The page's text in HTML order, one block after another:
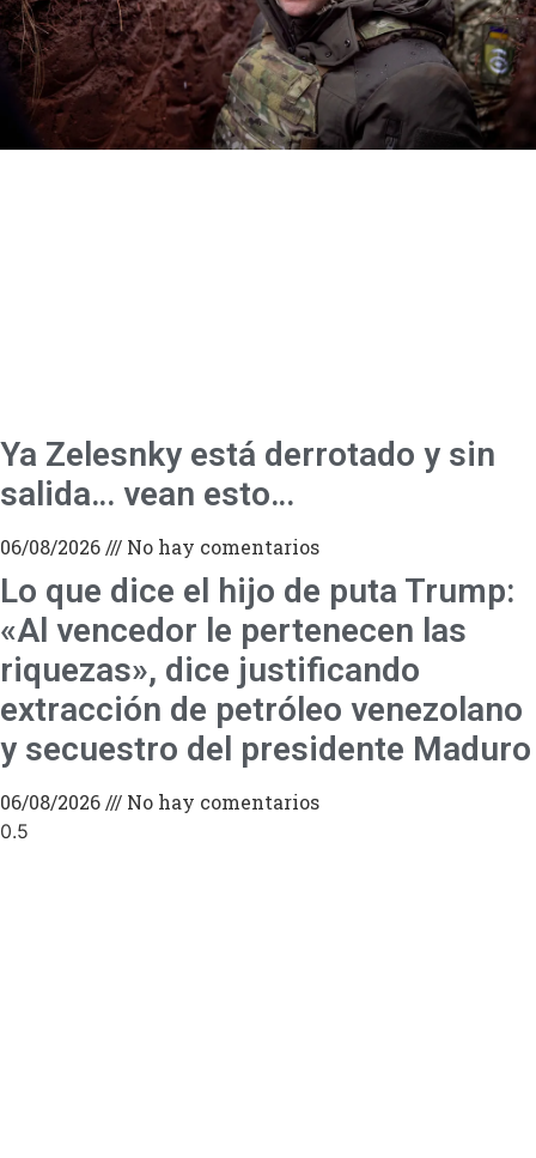
Ya Zelesnky está derrotado y sin
salida… vean esto…
06/08/2026 No hay comentarios
Lo que dice el hijo de puta Trump:
«Al vencedor le pertenecen las
riquezas», dice justificando
extracción de petróleo venezolano
y secuestro del presidente Maduro
06/08/2026 No hay comentarios